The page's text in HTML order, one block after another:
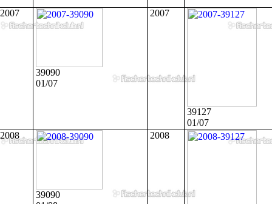
2007
39090
01/07
2007
39127
01/07
2008
39090
2008